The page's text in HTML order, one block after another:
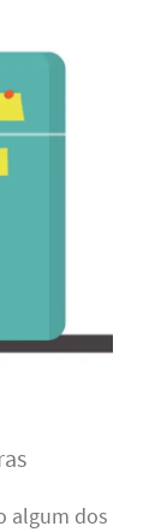
algum dos